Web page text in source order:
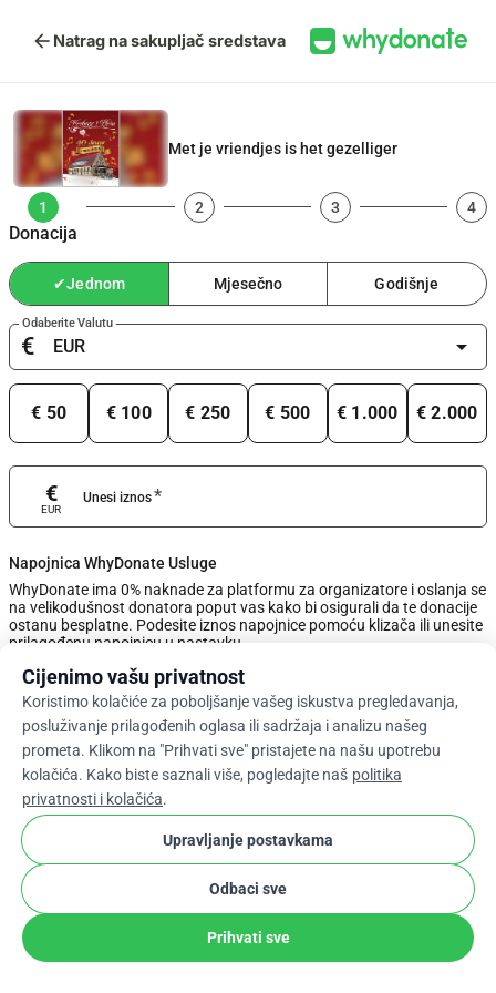
arrow_back Natrag na sakupljač sredstava
Met je vriendjes is het gezelliger
1
Donacija
2 3 4
✔Jednom Mjesečno Godišnje
Odaberite Valutu
€ arrow_drop_down
€ 50 € 100 € 250 € 500 € 1.000 € 2.000
Unesi iznos*
€
EUR
Napojnica WhyDonate Usluge
WhyDonate ima 0% naknade za platformu za organizatore i oslanja se
na velikodušnost donatora poput vas kako bi osigurali da te donacije
ostanu besplatne. Podesite iznos napojnice pomoću klizača ili unesite
prilagođenu napojnicu u nastavku.
0%
Unesite Prilagođeni Savjet
Dalje
Cijenimo vašu privatnost
Koristimo kolačiće za poboljšanje vašeg iskustva pregledavanja,
posluživanje prilagođenih oglasa ili sadržaja i analizu našeg
prometa. Klikom na "Prihvati sve" pristajete na našu upotrebu
kolačića. Kako biste saznali više, pogledajte naš politika
privatnosti i kolačića.
Upravljanje postavkama
Odbaci sve
Prihvati sve